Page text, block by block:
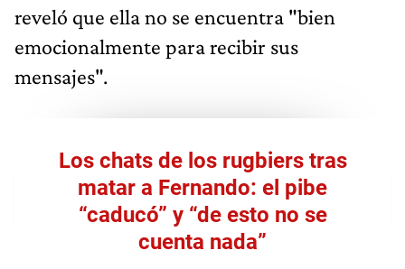
reveló que ella no se encuentra "bien
emocionalmente para recibir sus
mensajes".
Los chats de los rugbiers tras
matar a Fernando: el pibe
“caducó” y “de esto no se
cuenta nada”